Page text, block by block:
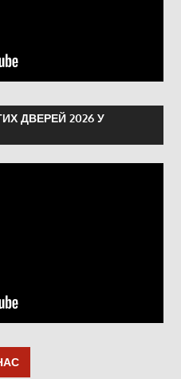
ДВЕРЕЙ 2026 У